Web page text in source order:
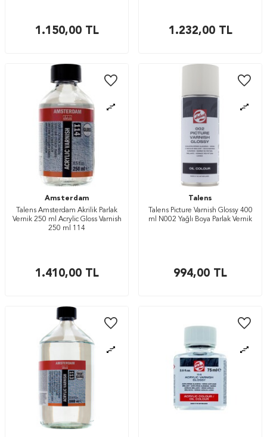
1.150,00TL 1.232,00TL
Amsterdam
Talens Amsterdam Akrilik Parlak
Vernik 250 ml Acrylic Gloss Varnish
250 ml 114
1.410,00TL
Talens
Talens Picture Varnish Glossy 400
ml N002 Yağlı Boya Parlak Vernik
994,00 TL